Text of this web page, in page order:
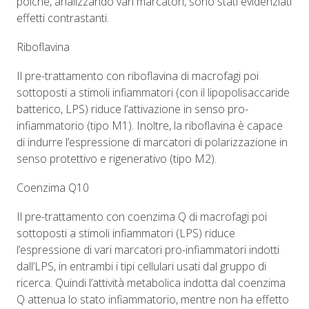
effetti contrastanti.
Riboflavina
Il pre-trattamento con riboflavina di macrofagi poi
sottoposti a stimoli infiammatori (con il lipopolisaccaride
batterico, LPS) riduce l’attivazione in senso pro-
infiammatorio (tipo M1). Inoltre, la riboflavina è capace
di indurre l’espressione di marcatori di polarizzazione in
senso protettivo e rigenerativo (tipo M2).
Coenzima Q10
Il pre-trattamento con coenzima Q di macrofagi poi
sottoposti a stimoli infiammatori (LPS) riduce
l’espressione di vari marcatori pro-infiammatori indotti
dall’LPS, in entrambi i tipi cellulari usati dal gruppo di
ricerca. Quindi l’attività metabolica indotta dal coenzima
Q attenua lo stato infiammatorio, mentre non ha effetto